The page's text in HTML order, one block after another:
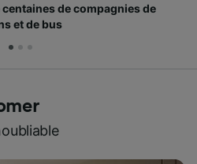
de compagnies de